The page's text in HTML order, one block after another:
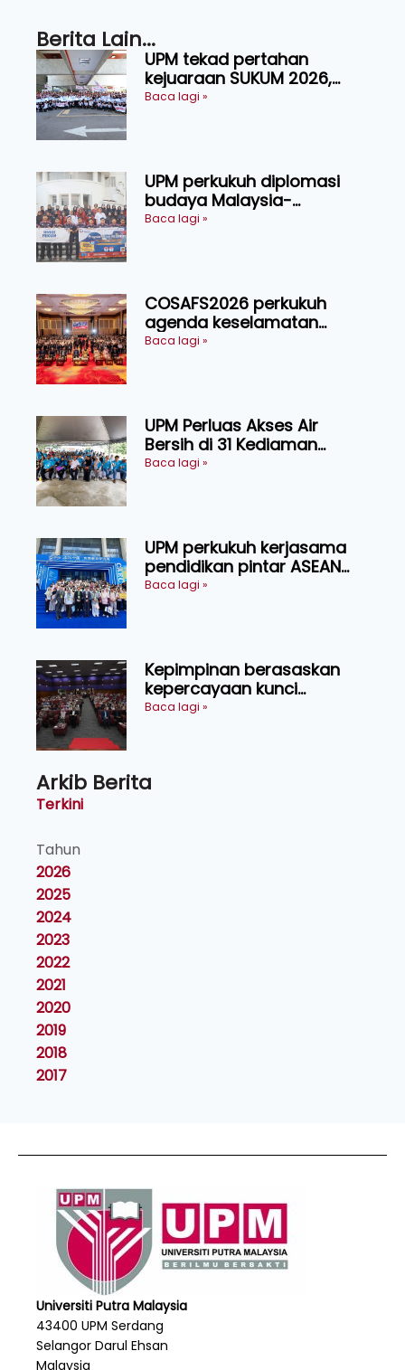
Berita Lain...
UPM tekad pertahan
kejuaraan SUKUM 2026,
sasar 16 pingat emas
Baca lagi »
UPM perkukuh diplomasi
budaya Malaysia-
Indonesia melalui Narasi
Baca lagi »
COSAFS2026 perkukuh
agenda keselamatan
makanan, AgriHub pacu
Baca lagi »
UPM Perluas Akses Air
Bersih di 31 Kediaman
Orang Asli Tasik Chini
Baca lagi »
UPM perkukuh kerjasama
pendidikan pintar ASEAN
menerusi lawatan rasmi ke
Baca lagi »
Kepimpinan berasaskan
kepercayaan kunci
kecemerlangan institusi -
Baca lagi »
Arkib Berita
Terkini
Tahun
2026
2025
2024
2023
2022
2021
2020
2019
2018
2017
Universiti Putra Malaysia
43400 UPM Serdang
Selangor Darul Ehsan
Malaysia